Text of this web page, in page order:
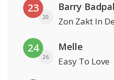
23
20
Barry
Zon Zakt In
24
26
Melle
Easy To Love